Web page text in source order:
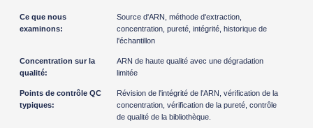
Source d'ARN, méthode d'extraction,
concentration, pureté, intégrité, historique de
l'échantillon
ARN de haute qualité avec une dégradation
limitée
Révision de l'intégrité de l'ARN, vérification de la
concentration, vérification de la pureté, contrôle
de qualité de la bibliothèque.